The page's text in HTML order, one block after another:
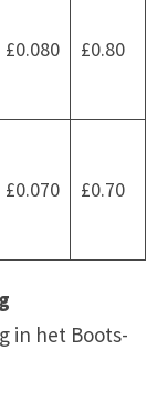
£0.080 £0.80
£0.070 £0.70
in het Boots-